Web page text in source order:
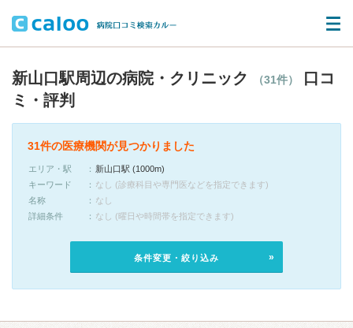
新山口駅周辺の病院・クリニック （31件）
口コ
ミ・評判
31件の医療機関が見つかりました
エリア・駅
新山口駅 (1000m)
キーワード
なし (診療科目や専門医などを指定できます)
名称
なし
詳細条件
なし (曜日や時間帯を指定できます)
条件変更・絞り込み